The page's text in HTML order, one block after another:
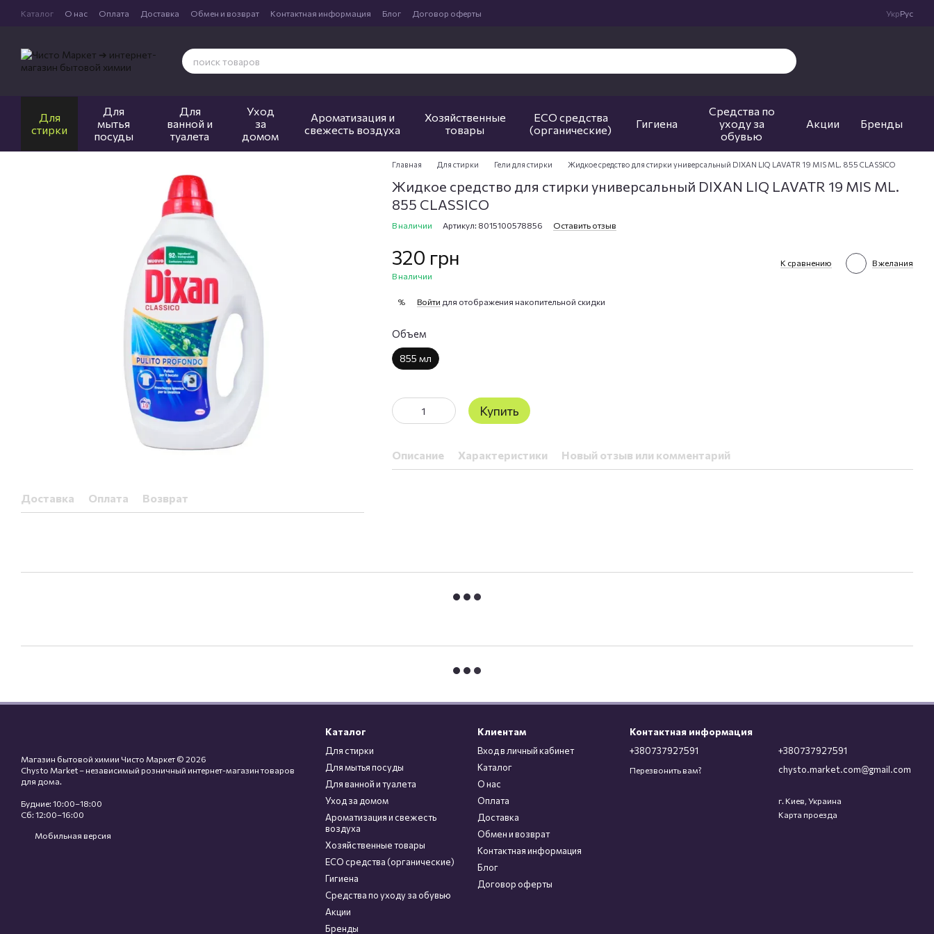
Перейти к основному контенту
Каталог О нас Оплата Доставка Обмен и возврат Контактная информация Блог Договор оферты УкрРус
Для
стирки
Для
мытья
посуды
Для
ванной и
туалета
Уход
за
домом
Ароматизация и
свежесть воздуха
Хозяйственные
товары
ECO средства
(органические)
Гигиена
Средства по
уходу за
обувью
Акции Бренды
Доставка Оплата Возврат
Главная Для стирки Гели для стирки Жидкое средство для стирки универсальный DIXAN LIQ LAVATR 19 MIS ML. 855 CLASSICO
Жидкое средство для стирки универсальный DIXAN LIQ LAVATR 19 MIS ML.
855 CLASSICO
В наличии Артикул: 8015100578856 Оставить отзыв
320 грн
В наличии
К сравнению В желания
% Войти для отображения накопительной скидки
Объем
855 мл
Купить
Описание Характеристики Новый отзыв или комментарий
Магазин бытовой химии Чисто Маркет © 2026
Chysto Market – независимый розничный интернет-магазин товаров
для дома.
Будние: 10:00–18:00
Сб: 12:00–16:00
Мобильная версия
Каталог
Для стирки
Для мытья посуды
Для ванной и туалета
Уход за домом
Ароматизация и свежесть
воздуха
Хозяйственные товары
ECO средства (органические)
Гигиена
Средства по уходу за обувью
Акции
Бренды
Клиентам
Вход в личный кабинет
Каталог
О нас
Оплата
Доставка
Обмен и возврат
Контактная информация
Блог
Договор оферты
Контактная информация
+380737927591
Перезвонить вам?
+380737927591
chysto.market.com@gmail.com
г. Киев, Украина
Карта проезда